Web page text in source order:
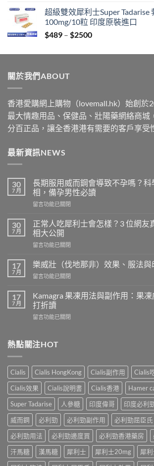
$329
through
$2199
超級雙效犀利士Super Tadarise
100mg/10粒 印度原裝進口
$489 – $2500Price
$489
關於我們ABOUT
香港愛購網上購物（lovemall.hk）始創於
最大情趣用品、保健品、壯陽藥網絡商城
分百正品，讓全香港港有需要的客戶享受
最新資訊NEWS
30
7 月
長期服用威而鋼會導致不孕嗎？
相，備孕男性必讀
在
期
服
用
威
鋼
導
不
孕
嗎？
實
證
你
真
相，
備
孕
男
必
讀〉
留言功能已關閉
30
7 月
正常人吃犀利士會怎樣？3 位網友
相大公開
在
常
人
吃
利
士
怎
位
真
實
體
驗
＋
醫
真
相
大
開〉
留言功能已關閉
17
7 月
樂威壯（伐地那非）效果、服法
在
威
壯
（伐
地
效
法
與
印
度
Levifil-
20〉
留言功能已關閉
17
7 月
Kamagra 果凍用法與副作用：果
打折讀
在
凍
用
與
副
作
用：
果
凍
嘅
速
效
術
留言功能已關閉
熱點關注HOT
Cialis Cialis HongKong Cialis副作用 Cialis
Cialis效果
Cialis說明書 Cialis香港 Hamer
Super Tadarise
人參糖 印度偉哥
印度必利
威而鋼
必利勁 必利勁副作用 必利勁屈臣氏
必利勁用法
必利勁邊度買 必利勁香港藥房
汗馬糖
漢馬糖 犀利士 犀利士20mg
犀